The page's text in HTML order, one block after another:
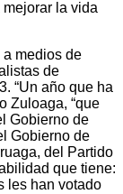
la vida
medios de
de
“Un año que ha
Zuloaga, “que
Gobierno de
Gobierno de
del Partido
que tiene:
les han votado